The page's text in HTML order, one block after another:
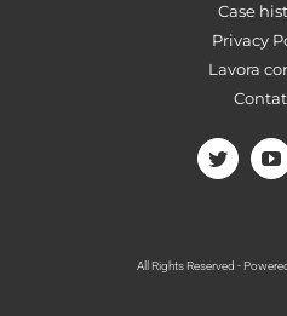
Case
Privacy
Lavora
All Rights Reserved -